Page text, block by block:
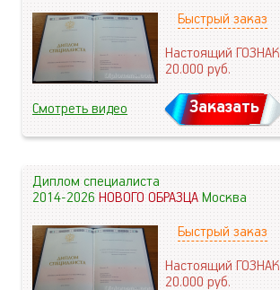
Быстрый заказ
Настоящий ГОЗНАК
20.000руб.
Смотреть видео Заказать
Диплом специалиста
2014-2026НОВОГО ОБРАЗЦАМосква
Быстрый заказ
Настоящий ГОЗНАК
20.000руб.